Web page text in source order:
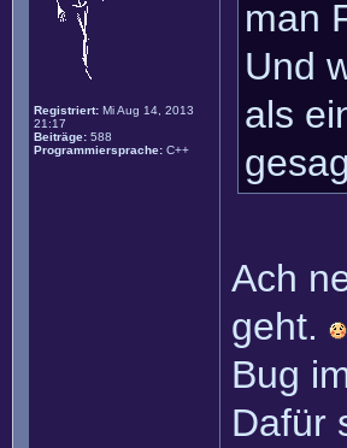
Registriert: Mi Aug 14, 2013
21:17
Beiträge: 588
Programmiersprache: C++
man
Und
als
Ach
geht.
Bug
Dafür